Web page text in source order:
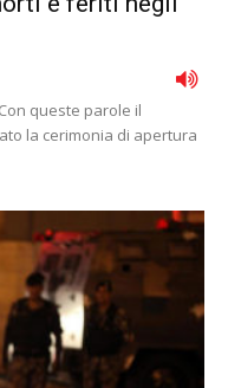
queste parole il
la cerimonia di apertura